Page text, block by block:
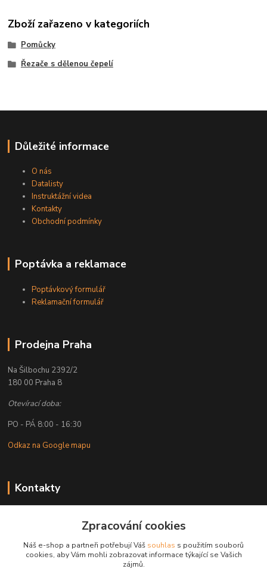
Zboží zařazeno v kategoriích
Pomůcky
Řezače s dělenou čepelí
Důležité informace
O nás
Datalisty
Instruktážní videa
Kontakty
Obchodní podmínky
Poptávka a reklamace
Poptávkový formulář
Reklamační formulář
Prodejna Praha
Na Šilbochu 2392/2
180 00 Praha 8
Otevírací doba:
PO - PÁ 8:00 - 16:30
Odkaz na Google mapu
Kontakty
+ 420 608 777 028
obchod@golemreklama.cz
Zpracování cookies
Náš e-shop a partneři potřebují Váš souhlas s použitím souborů
cookies, aby Vám mohli zobrazovat informace týkající se Vašich
zájmů.